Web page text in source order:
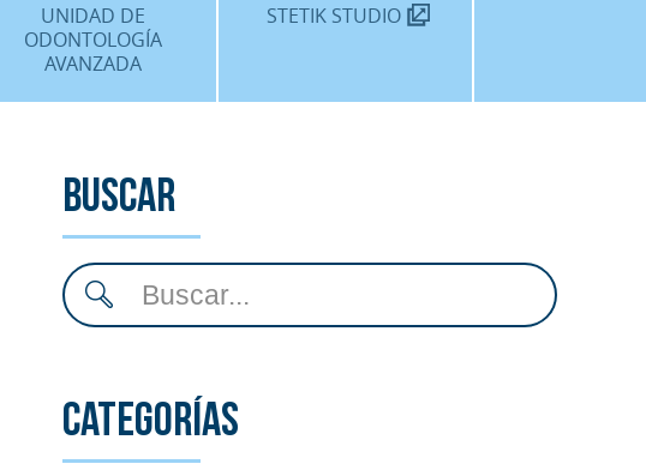
UNIDAD DE
ODONTOLOGÍA
AVANZADA
OTROS TRATAMIENTOS
STETIK STUDIO
Buscar
Categorías